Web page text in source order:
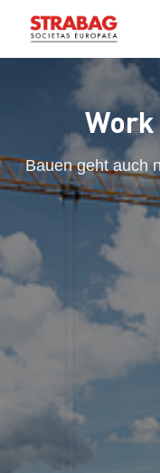
Work
Bauen geht auch